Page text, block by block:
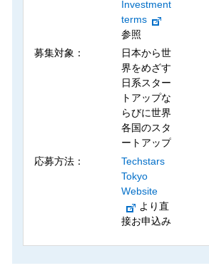
Investment
terms
参照
募集対象：
日本から世
界をめざす
日系スター
トアップな
らびに世界
各国のスタ
ートアップ
応募方法：
Techstars
Tokyo
Website
より直
接お申込み